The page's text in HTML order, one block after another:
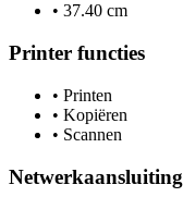
• 37.40 cm
Printer functies
• Printen
• Kopiëren
• Scannen